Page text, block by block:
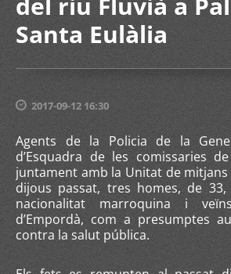
Santa Eulàlia
2017-09-12 16:30
Agents de la Policia de la
d’Esquadra de les comissaries de
juntament amb la Unitat de
dijous passat, tres homes, de
nacionalitat marroquina i
d’Empordà, com a presumptes
contra la salut pública.